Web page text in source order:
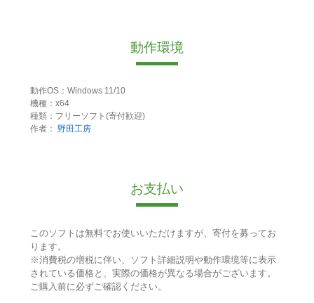
動作環境
動作OS：Windows 11/10
機種：x64
種類：フリーソフト(寄付歓迎)
作者： 野田工房
お支払い
このソフトは無料でお使いいただけますが、寄付を募ってお
ります。
※消費税の増税に伴い、ソフト詳細説明や動作環境等に表示
されている価格と、実際の価格が異なる場合がございます。
ご購入前に必ずご確認ください。